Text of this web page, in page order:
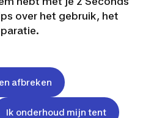
over het gebruik, het
afbreken
Ik onderhoud mijn tent